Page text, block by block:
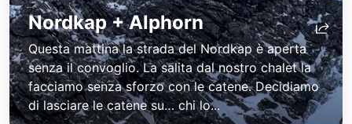
Nordkap + Alphorn
Questa mattina la strada del Nordkap è aperta
senza il convoglio. La salita dal nostro chalet la
facciamo senza sforzo con le catene. Decidiamo
di lasciare le catene su… chi lo...